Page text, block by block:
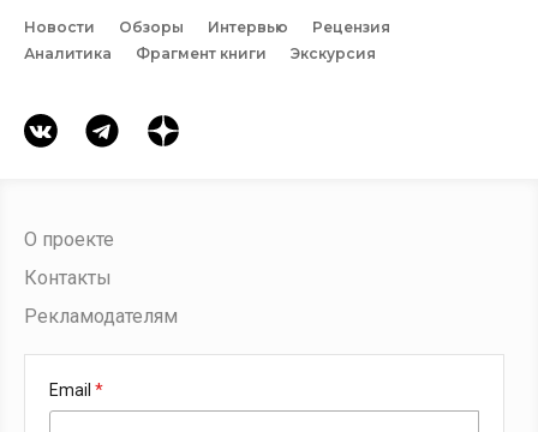
Новости Обзоры Интервью
Рецензия
Аналитика
Фрагмент книги Экскурсия
О проекте
Контакты
Рекламодателям
Email